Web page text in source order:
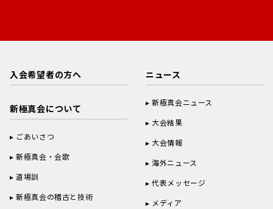
入会希望者の方へ
新極真会について
ごあいさつ
新極真会・会歌
道場訓
新極真会の稽古と技術
ニュース
新極真会ニュース
大会結果
大会情報
海外ニュース
代表メッセージ
メディア